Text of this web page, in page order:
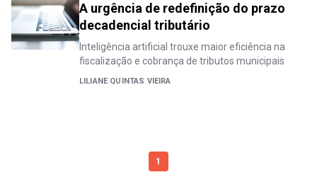
A urgência de redefinição do prazo
decadencial tributário
Inteligência artificial trouxe maior eficiência na
fiscalização e cobrança de tributos municipais
LILIANE QUINTAS VIEIRA
1